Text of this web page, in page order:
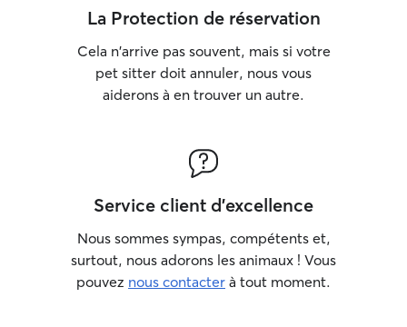
La Protection de réservation
Cela n'arrive pas souvent, mais si votre
pet sitter doit annuler, nous vous
aiderons à en trouver un autre.
Service client d'excellence
Nous sommes sympas, compétents et,
surtout, nous adorons les animaux ! Vous
pouvez nous contacter à tout moment.